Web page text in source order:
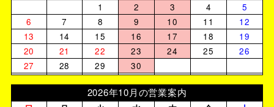
1
2 3 4
5
6
7 8 9 10 11
12
13
14 15 16 17 18
19
20
21 22 23 24 25
26
27
28 29 30
2026年10月の営業案内